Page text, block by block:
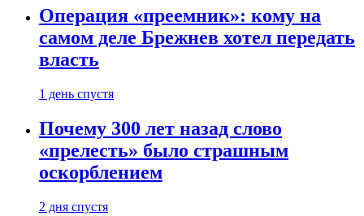
Операция «преемник»: кому на
самом деле Брежнев хотел передать
власть
1 день спустя
Почему 300 лет назад слово
«прелесть» было страшным
оскорблением
2 дня спустя